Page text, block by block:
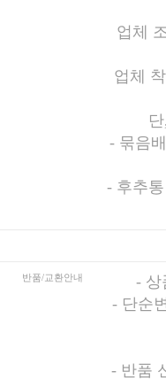
업체
업체
- 묶음
- 후추
반품/교환안내 - 상
- 단순
- 반품